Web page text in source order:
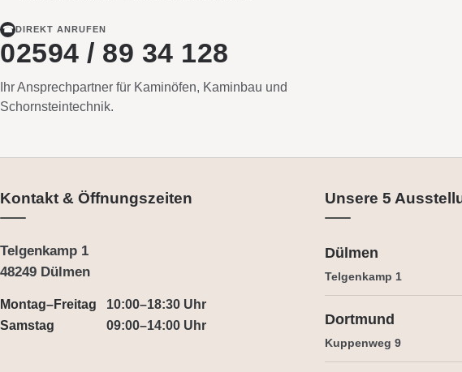
☎ DIREKT ANRUFEN
02594 / 89 34 128
Ihr Ansprechpartner für Kaminöfen, Kaminbau und
Schornsteintechnik.
Kontakt & Öffnungszeiten
Telgenkamp 1
48249 Dülmen
Montag–Freitag
10:00–18:30 Uhr
Samstag
09:00–14:00 Uhr
Unsere 5
Dülmen
Telgenkamp 1
Dortmund
Kuppenweg 9